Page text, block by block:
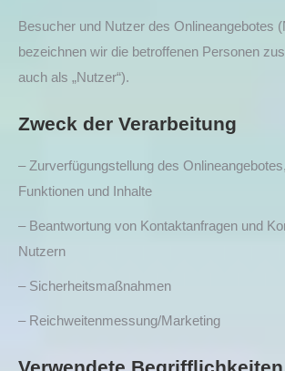
Besucher und Nutzer des Onlineangebotes
bezeichnen wir die betroffenen Personen
auch als „Nutzer“).
Zweck der Verarbeitung
– Zurverfügungstellung des
Funktionen und Inhalte
– Beantwortung von Kontaktanfragen und
Nutzern
– Sicherheitsmaßnahmen
– Reichweitenmessung/Marketing